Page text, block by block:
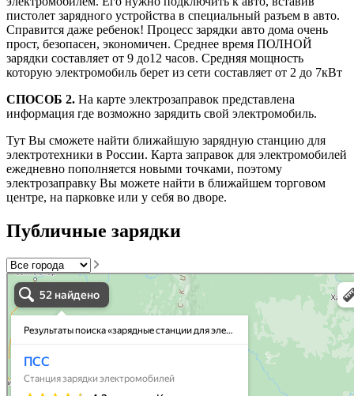
пистолет зарядного устройства в специальный разъем в авто.
Справится даже ребенок! Процесс зарядки авто дома очень
прост, безопасен, экономичен. Среднее время ПОЛНОЙ
зарядки составляет от 9 до12 часов. Средняя мощность
которую электромобиль берет из сети составляет от 2 до 7кВт
СПОСОБ 2. На карте электрозаправок представлена
информация где возможно зарядить свой электромобиль.
Тут Вы сможете найти ближайшую зарядную станцию для
электротехники в России. Карта заправок для электромобилей
ежедневно пополняется новыми точками, поэтому
электрозаправку Вы можете найти в ближайшем торговом
центре, на парковке или у себя во дворе.
Публичные зарядки